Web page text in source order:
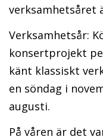
verksamhetsåret
Verksamhetsår:
konsertprojekt
känt klassiskt
en söndag i
augusti.
På våren är det